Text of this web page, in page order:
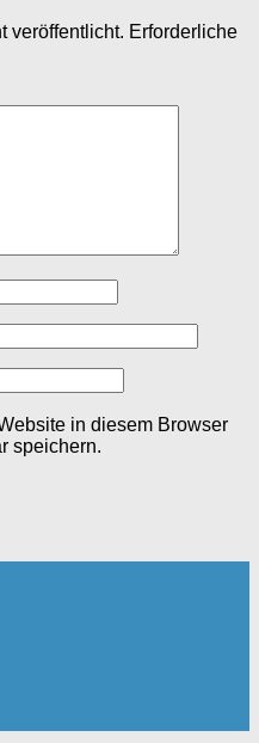
veröffentlicht. Erforderliche
in diesem Browser
speichern.